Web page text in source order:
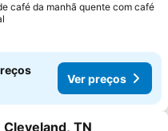
café da manhã quente com café
Ver preços
TN